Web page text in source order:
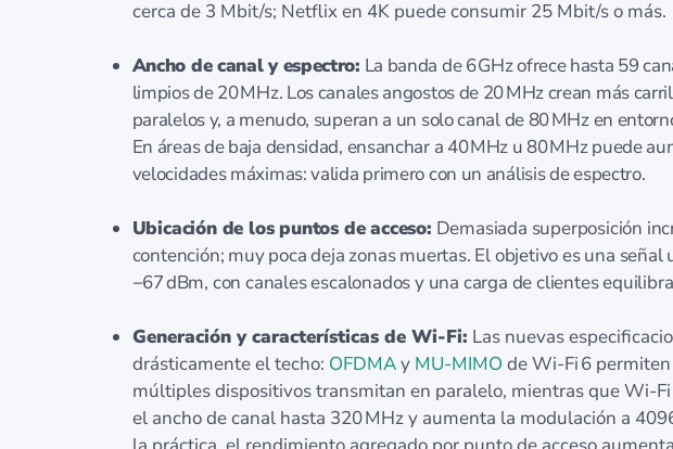
cerca de 3 Mbit/s; Netflix en 4K puede consumir 25 Mbit/s o más.
Ancho de canal y espectro: La banda de 6 GHz ofrece hasta 59
limpios de 20 MHz. Los canales angostos de 20 MHz crean más
paralelos y, a menudo, superan a un solo canal de 80 MHz en
En áreas de baja densidad, ensanchar a 40 MHz u 80 MHz puede
velocidades máximas: valida primero con un análisis de espectro.
Ubicación de los puntos de acceso: Demasiada superposición
contención; muy poca deja zonas muertas. El objetivo es una señal
−67 dBm, con canales escalonados y una carga de clientes
Generación y características de Wi‑Fi: Las nuevas
drásticamente el techo: OFDMAy MU‑MIMO de Wi‑Fi 6
múltiples dispositivos transmitan en paralelo, mientras que
el ancho de canal hasta 320 MHz y aumenta la modulación a